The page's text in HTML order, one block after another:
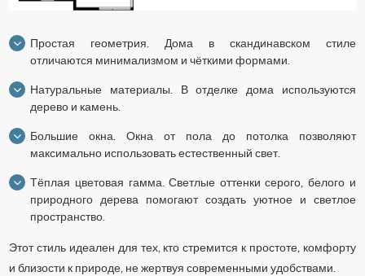
Простая геометрия. Дома в скандинавском стиле
отличаются минимализмом и чёткими формами.
Натуральные материалы. В отделке дома используются
дерево и камень.
Большие окна. Окна от пола до потолка позволяют
максимально использовать естественный свет.
Тёплая цветовая гамма. Светлые оттенки серого, белого и
природного дерева помогают создать уютное и светлое
пространство.
Этот стиль идеален для тех, кто стремится к простоте, комфорту
и близости к природе, не жертвуя современными удобствами.